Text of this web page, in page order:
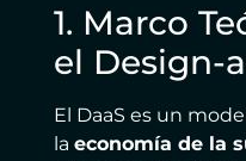
1. Marco
el Design-
El DaaS es un
la economía de la